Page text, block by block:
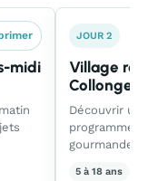
midi
JOUR 2
Village
Découvrir un
programme
gourmande
5 à 18 ans